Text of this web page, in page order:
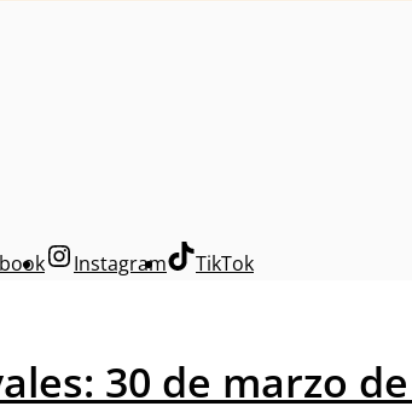
Instagram TikTok
30 de marzo